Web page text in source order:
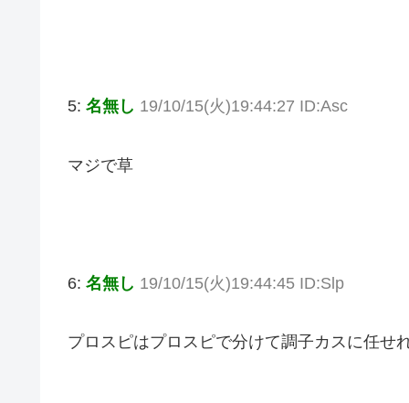
5: 名無し 19/10/15(火)19:44:27 ID:Asc
マジで草
6: 名無し 19/10/15(火)19:44:45 ID:Slp
プロスピはプロスピで分けて調子カスに任せ